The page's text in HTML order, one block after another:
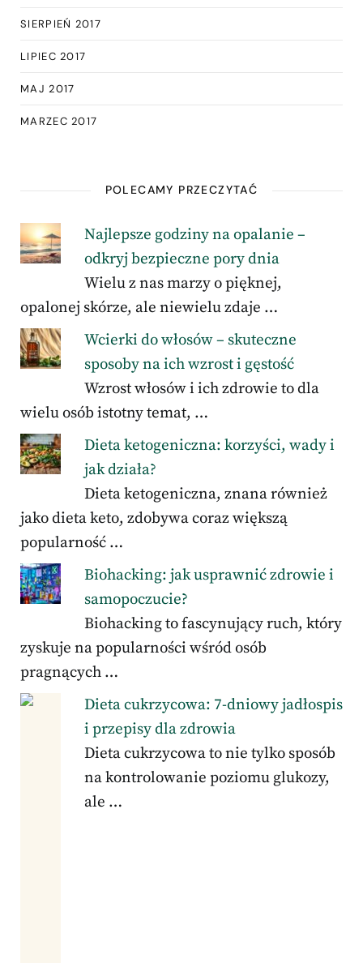
SIERPIEŃ 2017
LIPIEC 2017
MAJ 2017
MARZEC 2017
POLECAMY PRZECZYTAĆ
Najlepsze godziny na opalanie –
odkryj bezpieczne pory dnia
Wielu z nas marzy o pięknej,
opalonej skórze, ale niewielu zdaje …
Wcierki do włosów – skuteczne
sposoby na ich wzrost i gęstość
Wzrost włosów i ich zdrowie to dla
wielu osób istotny temat, …
Dieta ketogeniczna: korzyści, wady i
jak działa?
Dieta ketogeniczna, znana również
jako dieta keto, zdobywa coraz większą
popularność …
Biohacking: jak usprawnić zdrowie i
samopoczucie?
Biohacking to fascynujący ruch, który
zyskuje na popularności wśród osób
pragnących …
Dieta cukrzycowa: 7-dniowy jadłospis
i przepisy dla zdrowia
Dieta cukrzycowa to nie tylko sposób
na kontrolowanie poziomu glukozy,
ale …